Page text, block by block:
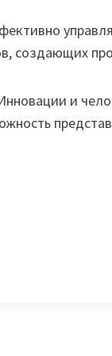
создающих
и